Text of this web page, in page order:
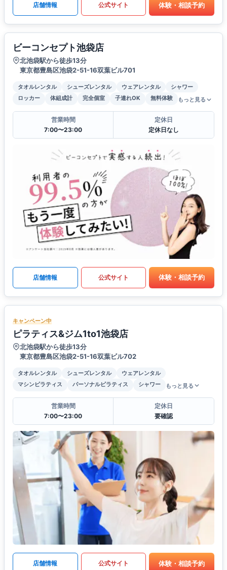
店舗情報 公式サイト 体験・相談予約
ビーコンセプト池袋店
北池袋駅から徒歩13分
東京都豊島区池袋2-51-16双葉ビル701
タオルレンタル シューズレンタル ウェアレンタル
シャワー
ロッカー
体組成計 完全個室 子連れOK 無料体験 もっと見る
営業時間
7:00〜23:00
定休日
定休日なし
店舗情報 公式サイト 体験・相談予約
キャンペーン中
ピラティス&ジム1to1池袋店
北池袋駅から徒歩13分
東京都豊島区池袋2-51-16双葉ビル702
タオルレンタル シューズレンタル
ウェアレンタル
マシンピラティス
パーソナルピラティス シャワー もっと見る
営業時間
7:00〜23:00
定休日
要確認
店舗情報 公式サイト 体験・相談予約